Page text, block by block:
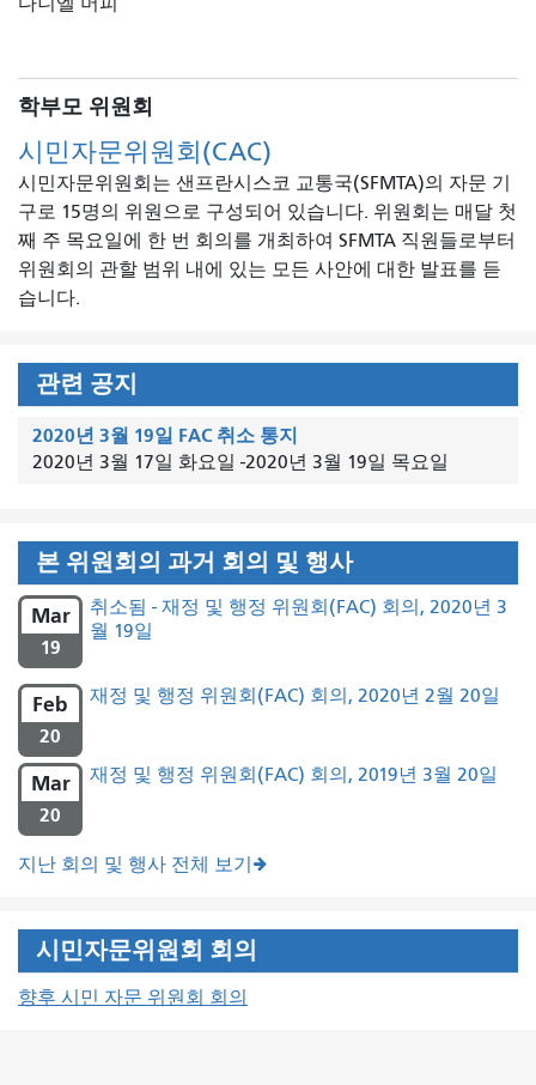
학부모 위원회
시민자문위원회(CAC)
시민자문위원회는 샌프란시스코 교통국(SFMTA)의 자문 기
구로 15명의 위원으로 구성되어 있습니다. 위원회는 매달 첫
째 주 목요일에 한 번 회의를 개최하여 SFMTA 직원들로부터
위원회의 관할 범위 내에 있는 모든 사안에 대한 발표를 듣
습니다.
관련 공지
2020년 3월 19일 FAC 취소 통지
2020년 3월 17일 화요일 -2020년 3월 19일 목요일
본 위원회의 과거 회의 및 행사
Mar
19
취소됨 - 재정 및 행정 위원회(FAC) 회의, 2020년 3
월 19일
Feb
20
재정 및 행정 위원회(FAC) 회의, 2020년 2월 20일
Mar
20
재정 및 행정 위원회(FAC) 회의, 2019년 3월 20일
지난 회의 및 행사 전체 보기
시민자문위원회 회의
향후 시민 자문 위원회 회의